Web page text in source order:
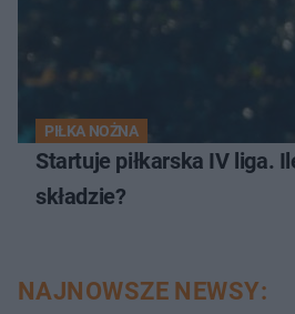
PIŁKA NOŻNA
Startuje piłkarska IV liga.
składzie?
NAJNOWSZE NEWSY: